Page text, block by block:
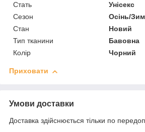
Стать
Унісекс
Сезон
Осінь/
Стан
Новий
Тип тканини
Бавовна
Колір
Чорний
Приховати
Умови доставки
Доставка здійснюється тільки по